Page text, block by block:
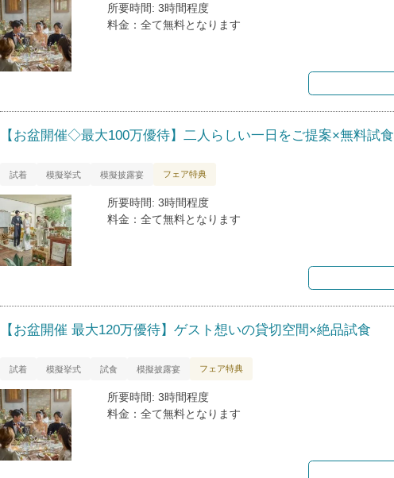
所要時間: 3時間程度
料金：全て無料となります
【お盆開催◇最大100万優待】二人らしい一日をご提案×無料試食
試着 模擬挙式 模擬披露宴 フェア特典
所要時間: 3時間程度
料金：全て無料となります
【お盆開催 最大120万優待】ゲスト想いの貸切空間×絶品試食
試着 模擬挙式 試食 模擬披露宴 フェア特典
所要時間: 3時間程度
料金：全て無料となります